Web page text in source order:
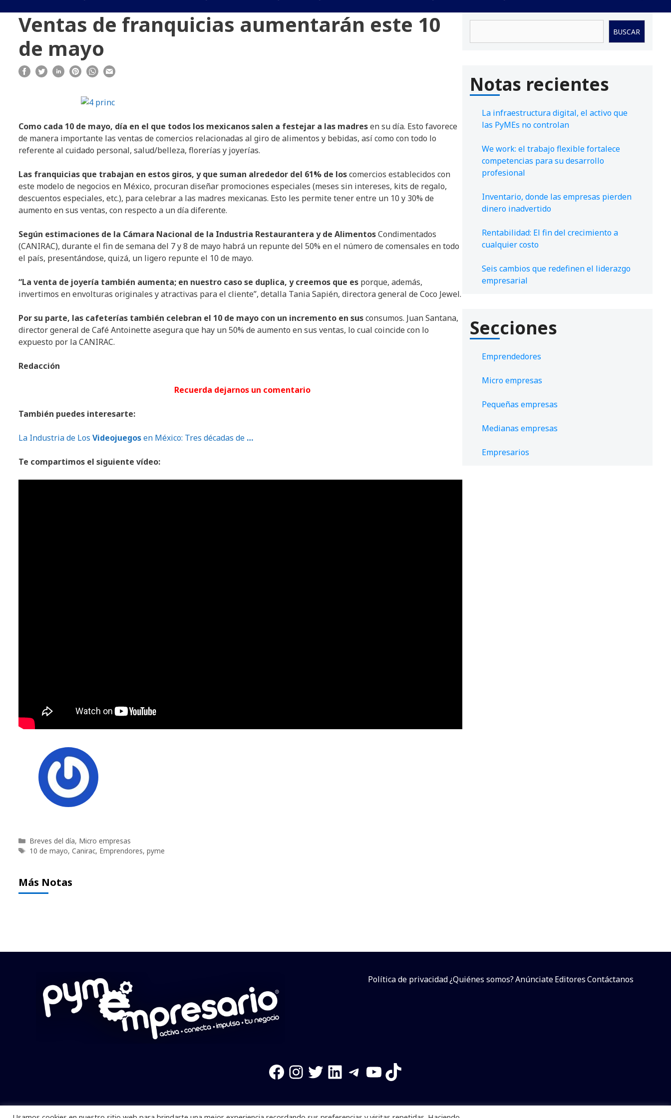
Ventas de franquicias aumentarán este 10
de mayo
Como cada 10 de mayo, día en el que todos los mexicanos salen a festejar a las madresen su día. Esto favorece
de manera importante las ventas de comercios relacionadas al giro de alimentos y bebidas, así como con todo lo
referente al cuidado personal, salud/belleza, florerías y joyerías.
Las franquicias que trabajan en estos giros, y que suman alrededor del 61% de loscomercios establecidos con
este modelo de negocios en México, procuran diseñar promociones especiales (meses sin intereses, kits de regalo,
descuentos especiales, etc.), para celebrar a las madres mexicanas. Esto les permite tener entre un 10 y 30% de
aumento en sus ventas, con respecto a un día diferente.
Según estimaciones de la Cámara Nacional de la Industria Restaurantera y de AlimentosCondimentados
(CANIRAC), durante el fin de semana del 7 y 8 de mayo habrá un repunte del 50% en el número de comensales en todo
el país, presentándose, quizá, un ligero repunte el 10 de mayo.
“La venta de joyería también aumenta; en nuestro caso se duplica, y creemos que es porque, además,
invertimos en envolturas originales y atractivas para el cliente”, detalla Tania Sapién, directora general de Coco Jewel.
Por su parte, las cafeterías también celebran el 10 de mayo con un incremento en susconsumos. Juan Santana,
director general de Café Antoinette asegura que hay un 50% de aumento en sus ventas, lo cual coincide con lo
expuesto por la CANIRAC.
Redacción
Recuerda dejarnos un comentario
También puedes interesarte:
La Industria de Los Videojuegosen México: Tres décadas de …
Te compartimos el siguiente vídeo:
Categorías
Breves del día, Micro empresas
Etiquetas
10 de mayo, Canirac, Emprendores, pyme
Más Notas
BUSCAR
Notas recientes
La infraestructura digital, el activo que
las PyMEs no controlan
We work: el trabajo flexible fortalece
competencias para su desarrollo
profesional
Inventario, donde las empresas pierden
dinero inadvertido
Rentabilidad: El fin del crecimiento a
cualquier costo
Seis cambios que redefinen el liderazgo
empresarial
Secciones
Emprendedores
Micro empresas
Pequeñas empresas
Medianas empresas
Empresarios
Política de privacidad¿Quiénes somos?AnúnciateEditoresContáctanos
Facebook
Instagram
Twitter
LinkedIn
Telegram
YouTube
TikTok